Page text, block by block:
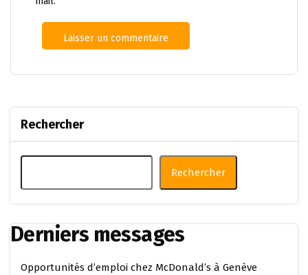
Rechercher
Rechercher
Derniers messages
Opportunités d’emploi chez McDonald’s à Genève